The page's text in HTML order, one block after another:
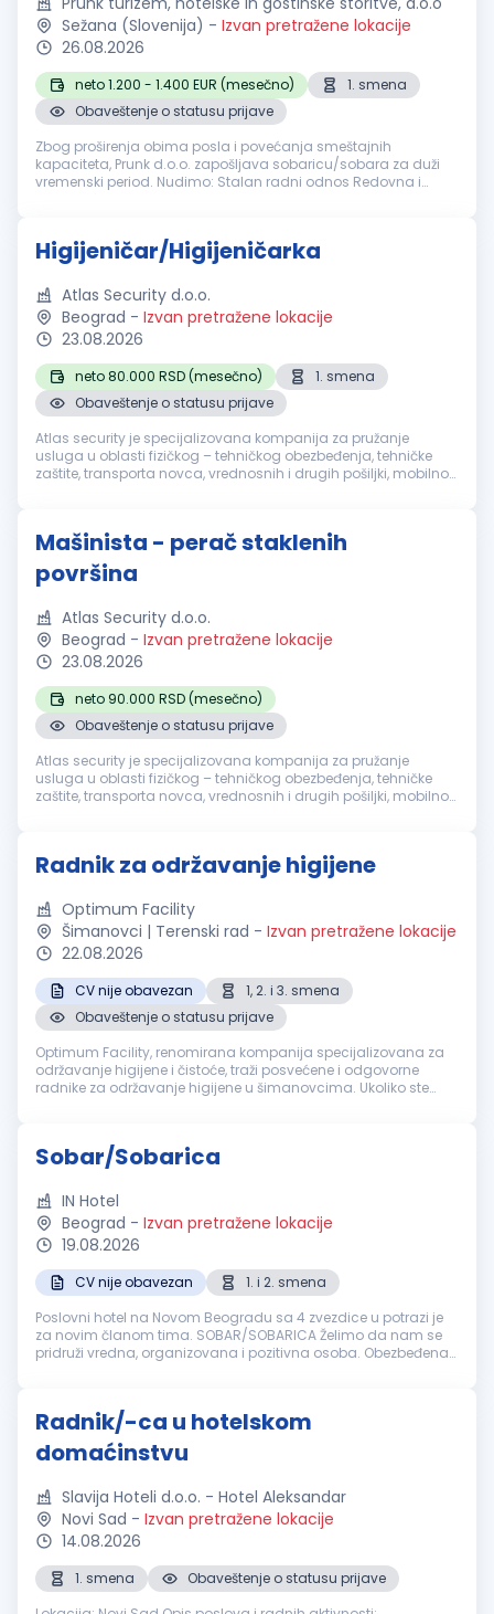
Sežana (Slovenija) - Izvan pretražene lokacije
26.08.2026
neto 1.200 - 1.400 EUR (mesečno)
1. smena
Obaveštenje o statusu prijave
Zbog proširenja obima posla i povećanja smeštajnih
kapaciteta, Prunk d.o.o. zapošljava sobaricu/sobara za duži
vremenski period. Nudimo: Stalan radni odnos Redovna i
Higijeničar/Higijeničarka
Atlas Security d.o.o.
Beograd - Izvan pretražene lokacije
23.08.2026
neto 80.000 RSD (mesečno)
1. smena
Obaveštenje o statusu prijave
Atlas security je specijalizovana kompanija za pružanje
usluga u oblasti fizičkog – tehničkog obezbeđenja, tehničke
zaštite, transporta novca, vrednosnih i drugih pošiljki, mobilnog
Mašinista - perač staklenih
površina
Atlas Security d.o.o.
Beograd - Izvan pretražene lokacije
23.08.2026
neto 90.000 RSD (mesečno)
Obaveštenje o statusu prijave
Atlas security je specijalizovana kompanija za pružanje
usluga u oblasti fizičkog – tehničkog obezbeđenja, tehničke
zaštite, transporta novca, vrednosnih i drugih pošiljki, mobilnog
Radnik za održavanje higijene
Optimum Facility
Šimanovci | Terenski rad - Izvan pretražene lokacije
22.08.2026
CV nije obavezan
1, 2. i 3. smena
Obaveštenje o statusu prijave
Optimum Facility, renomirana kompanija specijalizovana za
održavanje higijene i čistoće, traži posvećene i odgovorne
radnike za održavanje higijene u šimanovcima. Ukoliko ste
Sobar/Sobarica
IN Hotel
Beograd - Izvan pretražene lokacije
19.08.2026
CV nije obavezan
1. i 2. smena
Poslovni hotel na Novom Beogradu sa 4 zvezdice u potrazi je
za novim članom tima. SOBAR/SOBARICA Želimo da nam se
pridruži vredna, organizovana i pozitivna osoba. Obezbeđena
Radnik/-ca u hotelskom
domaćinstvu
Slavija Hoteli d.o.o. - Hotel Aleksandar
Novi Sad - Izvan pretražene lokacije
14.08.2026
1. smena
Obaveštenje o statusu prijave